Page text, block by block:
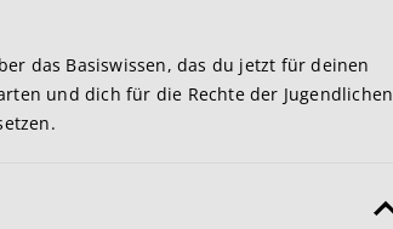
das Basiswissen, das du jetzt für deinen
und dich für die Rechte der Jugendlichen